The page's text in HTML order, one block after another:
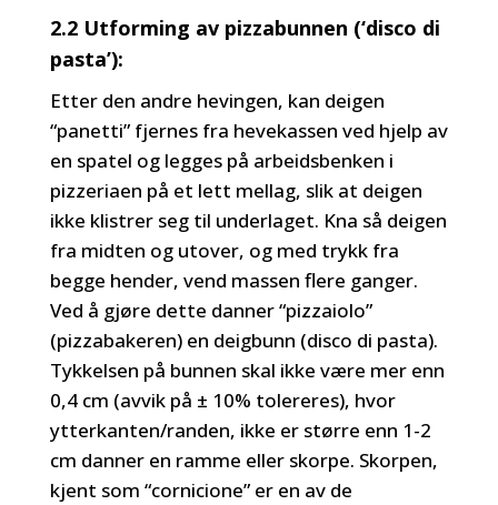
2.2 Utforming av pizzabunnen (‘disco di
pasta’):
Etter den andre hevingen, kan deigen
“panetti” fjernes fra hevekassen ved hjelp av
en spatel og legges på arbeidsbenken i
pizzeriaen på et lett mellag, slik at deigen
ikke klistrer seg til underlaget. Kna så deigen
fra midten og utover, og med trykk fra
begge hender, vend massen flere ganger.
Ved å gjøre dette danner “pizzaiolo”
(pizzabakeren) en deigbunn (disco di pasta).
Tykkelsen på bunnen skal ikke være mer enn
0,4 cm (avvik på ± 10% tolereres), hvor
ytterkanten/randen, ikke er større enn 1-2
cm danner en ramme eller skorpe. Skorpen,
kjent som “cornicione” er en av de